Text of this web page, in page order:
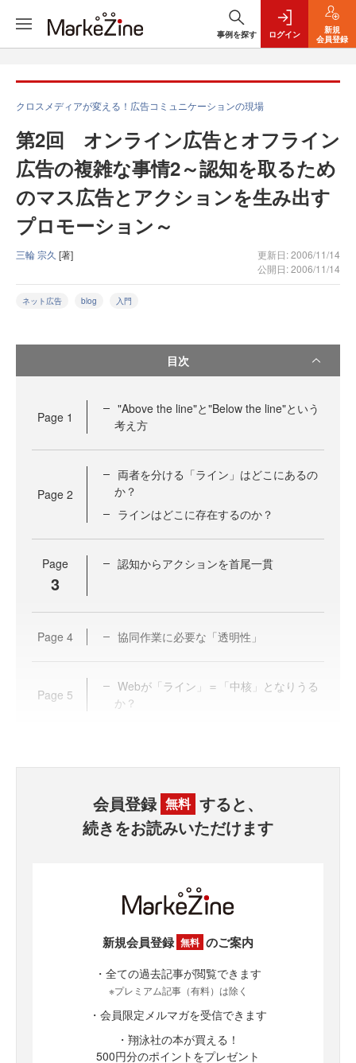
事例を探す ログイン
新規
会員登録
クロスメディアが変える！広告コミュニケーションの現場
第2回 オンライン広告とオフライン
広告の複雑な事情2～認知を取るため
のマス広告とアクションを生み出す
プロモーション～
三輪 宗久 [著]
更新日: 2006/11/14
公開日: 2006/11/14
ネット広告 blog 入門
目次
Page 1
"Above the line"と"Below the line"という
考え方
Page 2
両者を分ける「ライン」はどこにあるの
か？
ラインはどこに存在するのか？
Page
3
認知からアクションを首尾一貫
Page 4 協同作業に必要な「透明性」
Page 5
Webが「ライン」＝「中核」となりうる
か？
会員登録 無料 すると、
続きをお読みいただけます
新規会員登録 無料 のご案内
・全ての過去記事が閲覧できます
※プレミアム記事（有料）は除く
・会員限定メルマガを受信できます
・翔泳社の本が買える！
500円分のポイントをプレゼント